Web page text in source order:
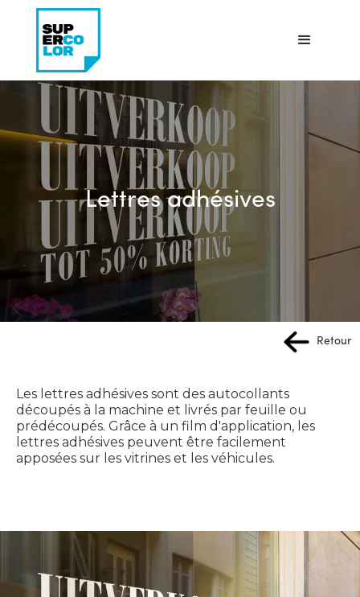
Lettres adhésives
Retour
Les lettres adhésives sont des autocollants
découpés à la machine et livrés par feuille ou
prédécoupés. Grâce à un film d'application, les
lettres adhésives peuvent être facilement
apposées sur les vitrines et les véhicules.